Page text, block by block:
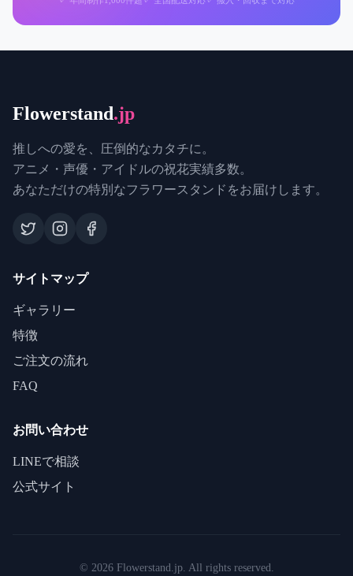
Flowerstand.jp
推しへの愛を、圧倒的なカタチに。
アニメ・声優・アイドルの祝花実績多数。
あなただけの特別なフラワースタンドをお届けします。
サイトマップ
ギャラリー
特徴
ご注文の流れ
FAQ
お問い合わせ
LINEで相談
公式サイト
© 2026Flowerstand.jp. All rights reserved.